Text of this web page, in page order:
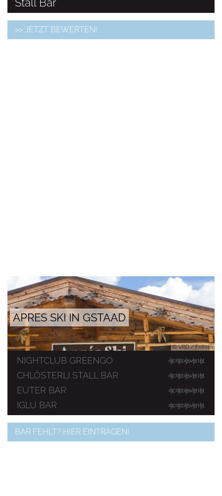
>> JETZT BEWERTEN!
© VRD / Fotolia
APRES SKI IN GSTAAD
nicht bewertet
NIGHTCLUB GREENGO
nicht bewertet
CHLÖSTERLI STALL BAR
nicht bewertet
EUTER BAR
nicht bewertet
IGLU BAR
BAR FEHLT? HIER EINTRAGEN!